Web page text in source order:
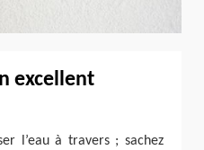
excellent
l’eau à travers ; sachez